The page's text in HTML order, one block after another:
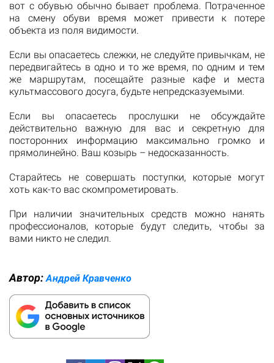
вот с обувью обычно бывает проблема. Потраченное
на смену обуви время может привести к потере
объекта из поля видимости.
Если вы опасаетесь слежки, не следуйте привычкам, не
передвигайтесь в одно и то же время, по одним и тем
же маршрутам, посещайте разные кафе и места
культмассового досуга, будьте непредсказуемыми.
Если вы опасаетесь прослушки не обсуждайте
действительно важную для вас и секретную для
посторонних информацию максимально громко и
прямолинейно. Ваш козырь – недосказанность.
Старайтесь не совершать поступки, которые могут
хоть как-то вас скомпрометировать.
При наличии значительных средств можно нанять
профессионалов, которые будут следить, чтобы за
вами никто не следил.
Автор: Андрей Кравченко